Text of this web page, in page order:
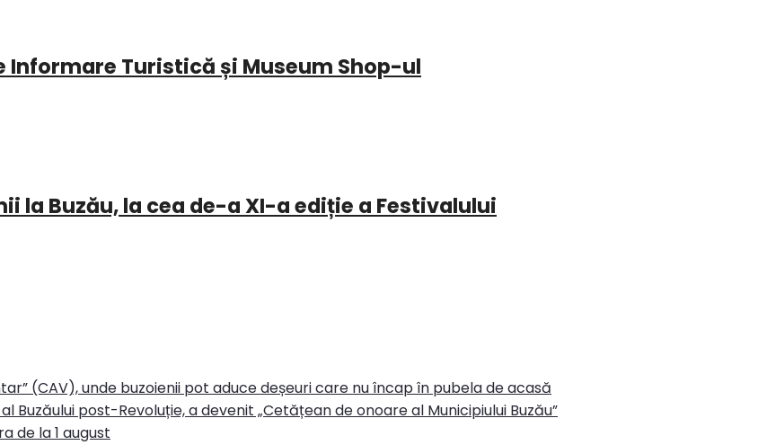
Informare Turistică și Museum Shop-ul
la Buzău, la cea de-a XI-a ediție a Festivalului
(CAV), unde buzoienii pot aduce deșeuri care nu încap în pubela de acasă
post-Revoluție, a devenit „Cetățean de onoare al Municipiului Buzău”
de la 1 august